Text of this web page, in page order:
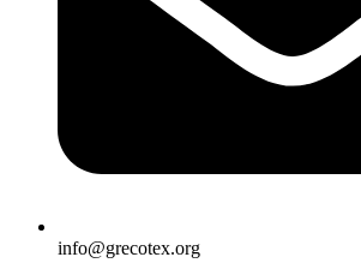
info@grecotex.org